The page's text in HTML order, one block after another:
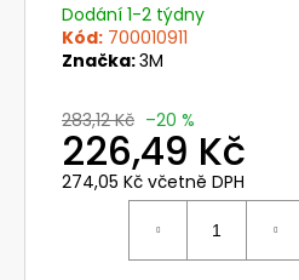
Dodání 1-2 týdny
Kód: 700010911
Značka:3M
283,12 Kč –20 %
226,49 Kč
274,05 Kč včetně DPH